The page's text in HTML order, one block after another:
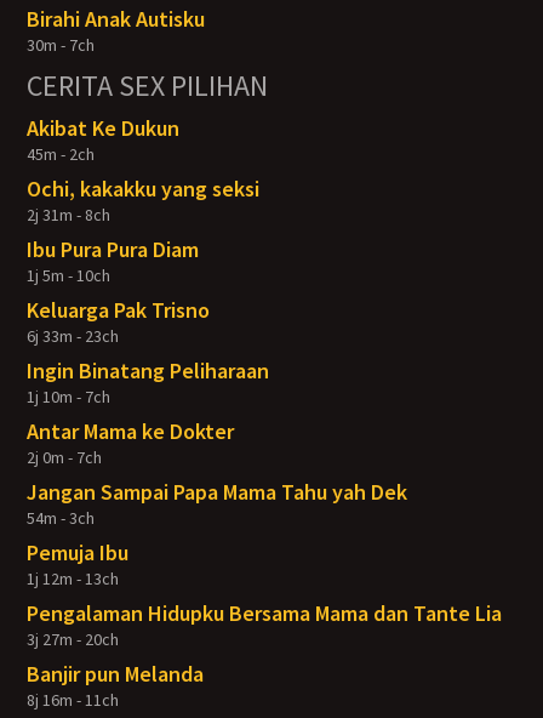
Birahi Anak Autisku
30m - 7ch
CERITA SEX PILIHAN
Akibat Ke Dukun
45m - 2ch
Ochi, kakakku yang seksi
2j 31m - 8ch
Ibu Pura Pura Diam
1j 5m - 10ch
Keluarga Pak Trisno
6j 33m - 23ch
Ingin Binatang Peliharaan
1j 10m - 7ch
Antar Mama ke Dokter
2j 0m - 7ch
Jangan Sampai Papa Mama Tahu yah Dek
54m - 3ch
Pemuja Ibu
1j 12m - 13ch
Pengalaman Hidupku Bersama Mama dan Tante Lia
3j 27m - 20ch
Banjir pun Melanda
8j 16m - 11ch